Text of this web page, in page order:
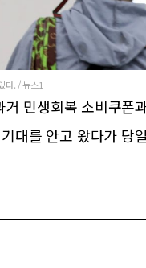
다. / 뉴스1
민생회복 소비쿠폰
대를 안고 왔다가 당